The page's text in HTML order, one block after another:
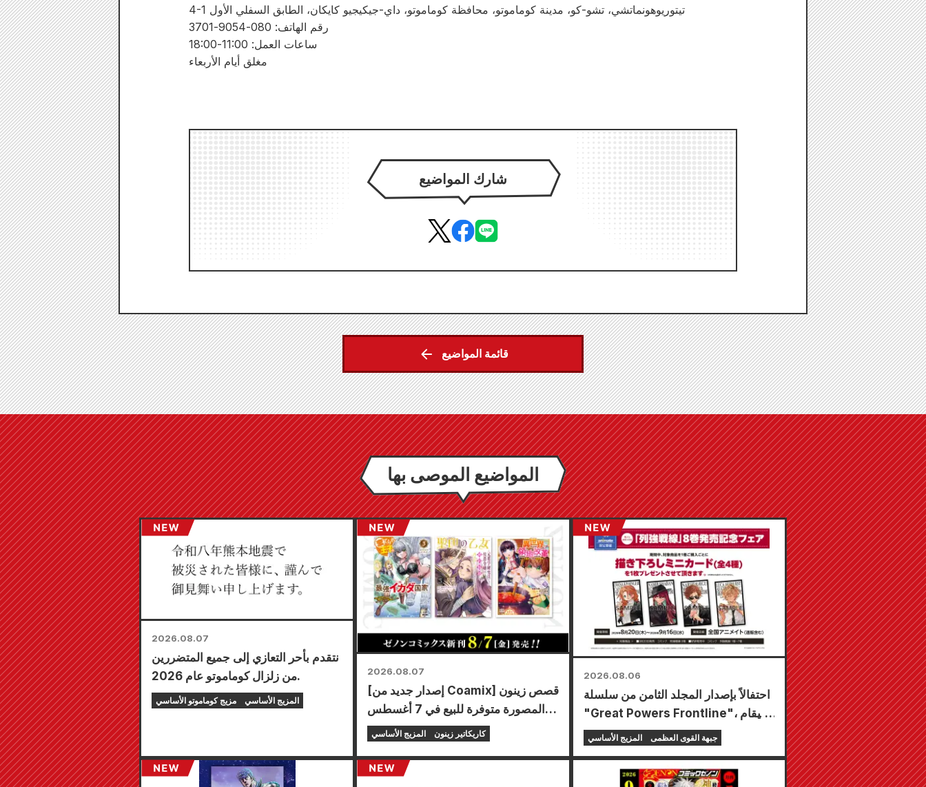
4-1 تيتوريوهونماتشي، تشو-كو، مدينة كوماموتو، محافظة كوماموتو، داي-جيكيجيو كايكان، الطابق السفلي الأول
رقم الهاتف: 080-9054-3701
ساعات العمل: 11:00-18:00
مغلق أيام الأربعاء
شارك المواضيع
قائمة المواضيع
المواضيع الموصى بها
2026.08.07
نتقدم بأحر التعازي إلى جميع المتضررين
من زلزال كوماموتو عام 2026.
مزيج كوماموتو الأساسي المزيج الأساسي
2026.08.07
[إصدار جديد من Coamix] قصص زينون
المصورة متوفرة للبيع في 7 أغسطس
(الجمعة)!
المزيج الأساسي كاريكاتير زينون
2026.08.06
احتفالاً بإصدار المجلد الثامن من سلسلة
"Great Powers Frontline"، سيقام
معرض لفترة محدودة في متاجر
Animate في جميع أنحاء البلاد ابتداءً
من 20 أغسطس، حيث يمكنك الحصول
المزيج الأساسي جبهة القوى العظمى